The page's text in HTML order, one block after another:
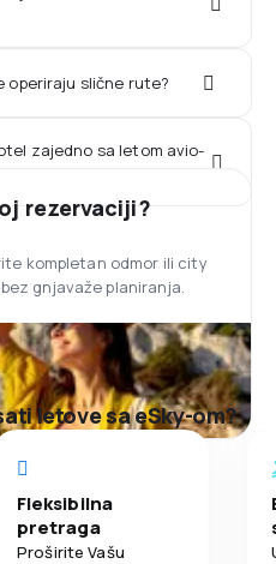
operiraju slične rute?
zajedno sa letom avio-
rezervaciji?
kompletan odmor ili city
gnjavaže planiranja.
letove sa eSky-om?
Fleksibilna
pretraga
Proširite Vašu